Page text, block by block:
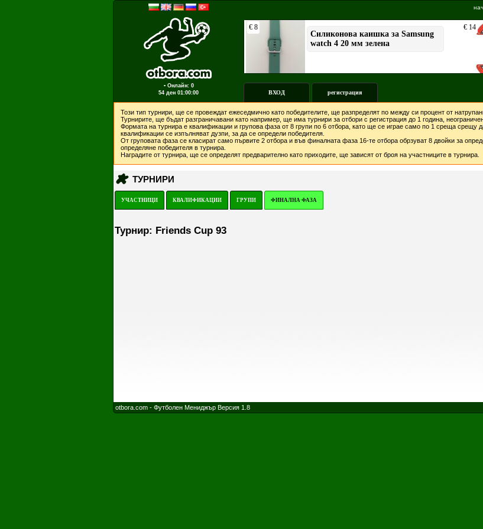
▪ Онлайн: 0
54 ден 01:00:00 ВХОД регистрация
Този тип турнири, ще се провеждат ежеседмично като победителите, ще разпределят по между си процент от
Турнирите, ще бъдат разграничавани като например, ще има турнири за отбори с регистрация до 1 година,
Формата на турнира е квалификации и групова фаза от 8 групи по 6 отбора, като ще се играе само по 1 среща
квалификации се изпълняват дузпи, за да се определи победителя.
От груповата фаза се класират само първите 2 отбора и във финалната фаза 16-те отбора обрзуват 8 двойки за
определяне победителя в турнира.
Наградите от турнира, ще се определят предварително като приходите, ще зависят от броя на участниците в турнира.
ТУРНИРИ
УЧАСТНИЦИ КВАЛИФИКАЦИИ ГРУПИ ФИНАЛНА ФАЗА
Турнир: Friends Cup 93
otbora.com - Футболен Мениджър Версия 1.8